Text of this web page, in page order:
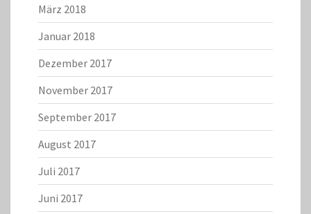
März 2018
Januar 2018
Dezember 2017
November 2017
September 2017
August 2017
Juli 2017
Juni 2017